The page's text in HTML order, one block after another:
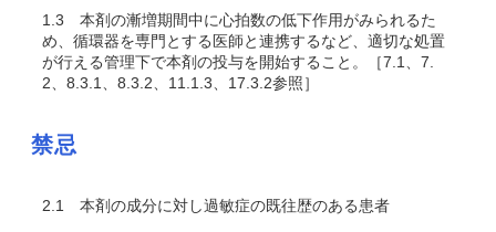
1.3 本剤の漸増期間中に心拍数の低下作用がみられるた
め、循環器を専門とする医師と連携するなど、適切な処置
が行える管理下で本剤の投与を開始すること。［7.1、7.
2、8.3.1、8.3.2、11.1.3、17.3.2参照］
禁忌
2.1 本剤の成分に対し過敏症の既往歴のある患者